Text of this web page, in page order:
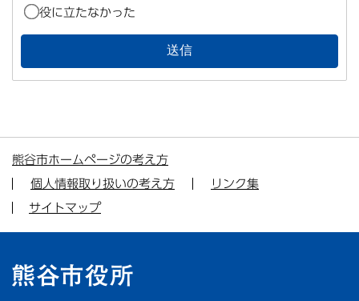
役に立たなかった
熊谷市ホームページの考え方
個人情報取り扱いの考え方
リンク集
サイトマップ